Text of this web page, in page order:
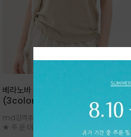
베라노바 심플 VN13 코튼탑
(3color)*썸머 바이오 강연/ 스판 너
무 좋고 옷감 시원한 프리미엄 소재 / 군
더더기 없이 깔끔한 무드가 매력적인
VN13 코튼 티셔츠
md강력추천 2026 신상품 ★한정 대박 세일
★ 주.문.대.폭.주 - 전컬러 인기~순차발송중